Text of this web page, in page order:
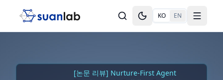
Toggle theme
KO EN Toggle
[논문 리뷰] Nurture-First Agent